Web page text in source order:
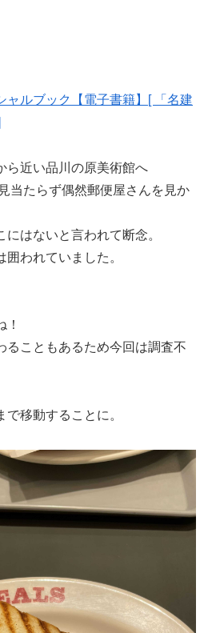
ルブック【電子書籍】[ 「名建
ら近い品川の原美術館へ
当たらず偶然郵便屋さんを見か
はないと言われて断念。
われていました。
ることもあるため今回は調査不
移動することに。